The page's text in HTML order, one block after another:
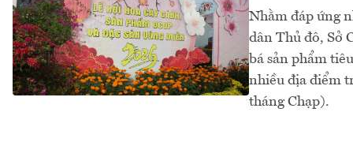
Nhằm đáp ứng
dân Thủ đô, Sở
bá sản phẩm
nhiều địa điểm
tháng Chạp).